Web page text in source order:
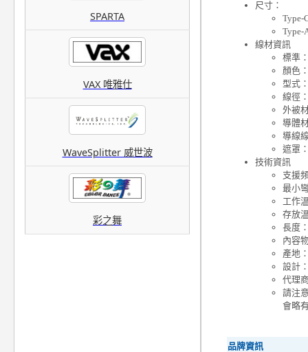
SPARTA
VAX 唯雅仕
WaveSplitter 威世波
彩之舞
尺寸：
Type-
Type-
線材資訊
標準
顏色
型式
線徑
外被
導體
導線
遮罩
技術資訊
支援
最小
工作
存放
長度
內容
產地
設計
代理
請注
會略
品牌資訊